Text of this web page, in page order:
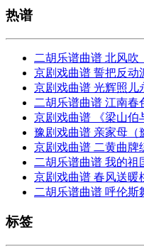
热谱
二胡乐谱曲谱 北风吹
京剧戏曲谱 誓把反动
京剧戏曲谱 光辉照儿
二胡乐谱曲谱 江南春
京剧戏曲谱 《梁山伯
豫剧戏曲谱 亲家母（
京剧戏曲谱 二黄曲牌
二胡乐谱曲谱 我的
京剧戏曲谱 春风送暖
二胡乐谱曲谱 呼伦斯
标签